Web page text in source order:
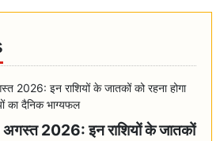
2026: इन राशियों के जातकों